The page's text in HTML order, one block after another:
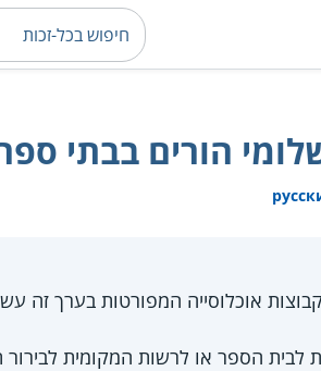
הורים בבתי ספר
אוכלוסייה המפורטות בערך זה
לבית הספר או לרשות המקומית לבירור